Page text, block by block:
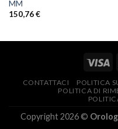
MM
150,76€
CONTATTACI POLITICA
POLITICA DI
Copyright 2026 ©